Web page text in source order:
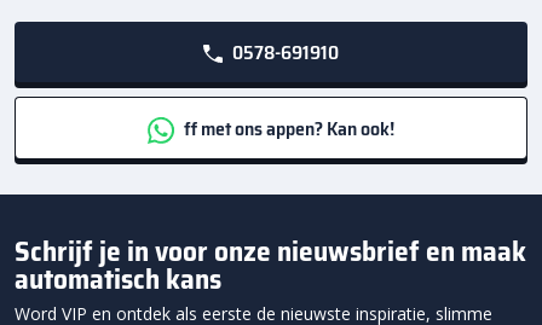
0578-691910
ff met ons appen? Kan ook!
Schrijf je in voor onze nieuwsbrief en maak
automatisch kans
Word VIP en ontdek als eerste de nieuwste inspiratie, slimme